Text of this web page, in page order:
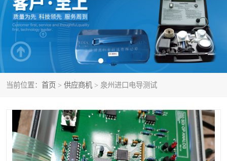
当前位置： 首页 > 供应商机 > 泉州进口电导测试
SDI仪 过滤膜过滤纸
PH电导测试笔 水质分析仪
水质检测仪 电导测试笔
PH电导测试仪